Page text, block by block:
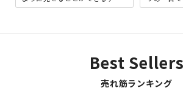
スプレイスタンドです。搭載デ
も、安全
Best Sellers
売れ筋ランキング